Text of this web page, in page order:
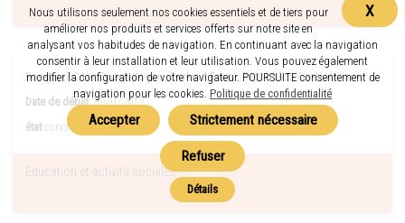
Bangui (RCA) e Ouagodogou (Burkina Faso) ,Repubblica Centrafricana
Date de début26/01/2012
état conclu
Education et actività sociales
X
Nous utilisons seulement nos cookies essentiels et de tiers pour
améliorer nos produits et services offerts sur notre site en
analysant vos habitudes de navigation. En continuant avec la navigation
consentir à leur installation et leur utilisation. Vous pouvez également
modifier la configuration de votre navigateur. POURSUITE consentement de
navigation pour les cookies. Politique de confidentialité